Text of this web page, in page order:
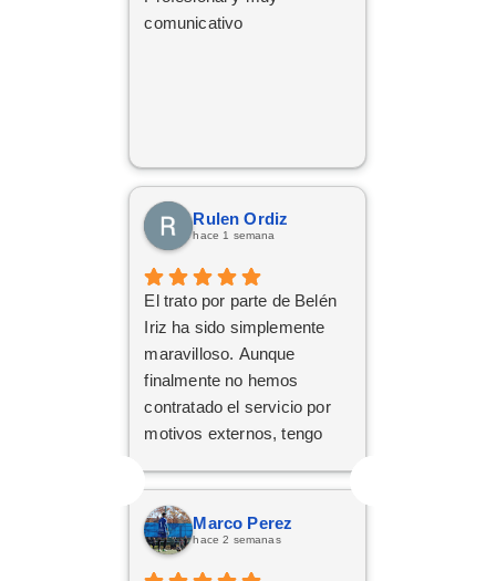
comunicativo
Rulen Ordiz
hace 1 semana
El trato por parte de Belén
Iriz ha sido simplemente
maravilloso. Aunque
finalmente no hemos
contratado el servicio por
motivos externos, tengo
decido dar el paso, volveré
a ponerme en sus manos
sin dudarlo. Da gusto
Marco Perez
hace 2 semanas